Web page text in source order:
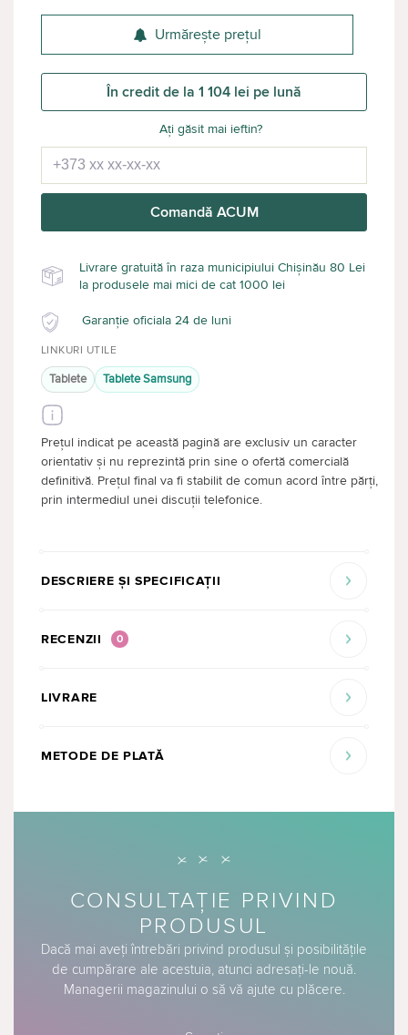
Urmărește prețul
În credit de la 1 104 lei pe lună
Ați găsit mai ieftin?
Comandă ACUM
Livrare gratuită în raza municipiului Chișinău 80 Lei
la produsele mai mici de cat 1000 lei
Garanție oficiala 24 de luni
LINKURI UTILE
Tablete Tablete Samsung
Prețul indicat pe această pagină are exclusiv un caracter
orientativ și nu reprezintă prin sine o ofertă comercială
definitivă. Prețul final va fi stabilit de comun acord între părți,
prin intermediul unei discuții telefonice.
DESCRIERE ȘI SPECIFICAȚII
RECENZII 0
LIVRARE
METODE DE PLATĂ
CONSULTAȚIE PRIVIND
PRODUSUL
Dacă mai aveți întrebări privind produsul și posibilitățile
de cumpărare ale acestuia, atunci adresați-le nouă.
Managerii magazinului o să vă ajute cu plăcere.